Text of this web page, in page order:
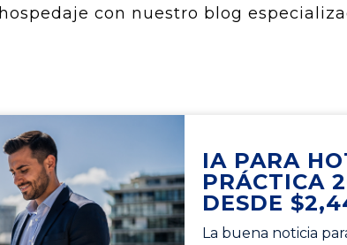
hospedaje con nuestro blog
IA PARA
PRÁCTICA
DESDE
La buena noticia